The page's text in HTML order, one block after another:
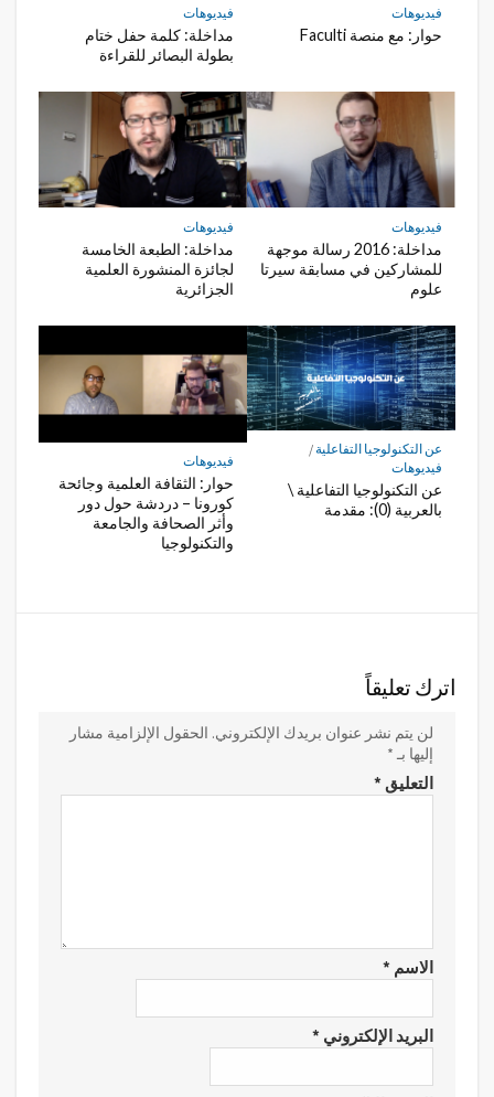
فيديوهات
حوار: مع منصة Faculti
فيديوهات
مداخلة: كلمة حفل ختام
بطولة البصائر للقراءة
فيديوهات
مداخلة: 2016 رسالة موجهة
للمشاركين في مسابقة سيرتا
علوم
فيديوهات
مداخلة: الطبعة الخامسة
لجائزة المنشورة العلمية
الجزائرية
عن التكنولوجيا التفاعلية/
فيديوهات
عن التكنولوجيا التفاعلية \
بالعربية (0): مقدمة
فيديوهات
حوار: الثقافة العلمية وجائحة
كورونا – دردشة حول دور
وأثر الصحافة والجامعة
والتكنولوجيا
اترك تعليقاً
لن يتم نشر عنوان بريدك الإلكتروني. الحقول الإلزامية مشار
إليها بـ *
التعليق*
الاسم *
البريد الإلكتروني *